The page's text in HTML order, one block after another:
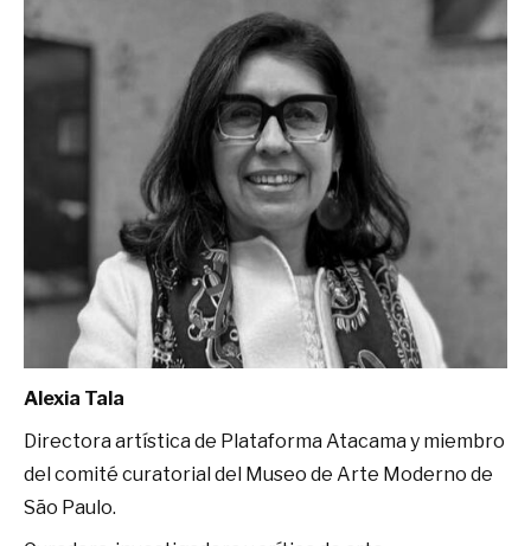
Alexia Tala
Directora artística de Plataforma Atacama y miembro
del comité curatorial del Museo de Arte Moderno de
São Paulo.